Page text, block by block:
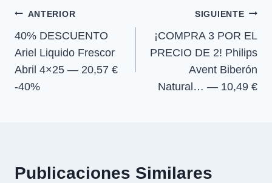
n
n
Navegación
de
entradas
ANTERIOR
40% DESCUENTO
Ariel Liquido Frescor
Abril 4×25 — 20,57 €
-40%
SIGUIENTE
¡COMPRA 3 POR EL
PRECIO DE 2! Philips
Avent Biberón
Natural… — 10,49 €
Publicaciones Similares